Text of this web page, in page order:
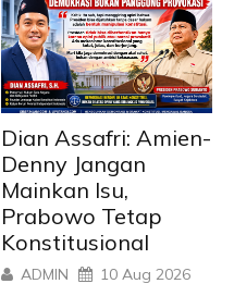
Dian Assafri: Amien-
Denny Jangan
Mainkan Isu,
Prabowo Tetap
Konstitusional
ADMIN 10 Aug 2026